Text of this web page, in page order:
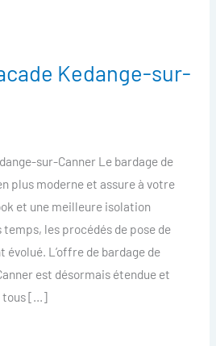
Kedange-sur-
sur-Canner Le bardage de
plus moderne et assure à votre
et une meilleure isolation
les procédés de pose de
L’offre de bardage de
est désormais étendue et
tous […]